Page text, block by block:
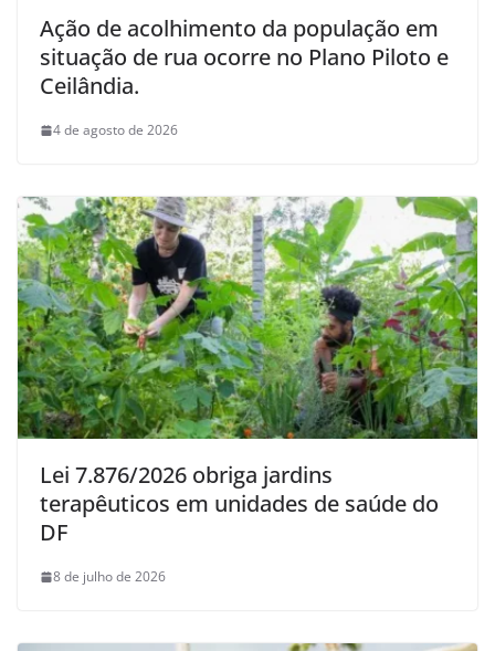
Ação de acolhimento da população em
situação de rua ocorre no Plano Piloto e
Ceilândia.
4 de agosto de 2026
Lei 7.876/2026 obriga jardins
terapêuticos em unidades de saúde do
DF
8 de julho de 2026